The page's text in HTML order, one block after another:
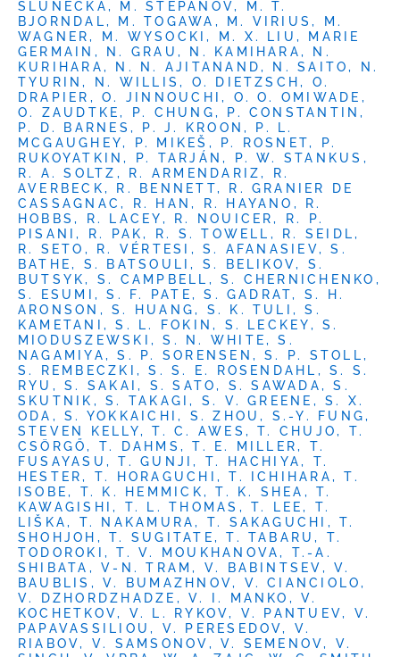
SLUNEČKA, M. STEPANOV, M. T.
BJORNDAL, M. TOGAWA, M. VIRIUS, M.
WAGNER, M. WYSOCKI, M. X. LIU, MARIE
GERMAIN, N. GRAU, N. KAMIHARA, N.
KURIHARA, N. N. AJITANAND, N. SAITO, N.
TYURIN, N. WILLIS, O. DIETZSCH, O.
DRAPIER, O. JINNOUCHI, O. O. OMIWADE,
O. ZAUDTKE, P. CHUNG, P. CONSTANTIN,
P. D. BARNES, P. J. KROON, P. L.
MCGAUGHEY, P. MIKEŠ, P. ROSNET, P.
RUKOYATKIN, P. TARJÁN, P. W. STANKUS,
R. A. SOLTZ, R. ARMENDARIZ, R.
AVERBECK, R. BENNETT, R. GRANIER DE
CASSAGNAC, R. HAN, R. HAYANO, R.
HOBBS, R. LACEY, R. NOUICER, R. P.
PISANI, R. PAK, R. S. TOWELL, R. SEIDL,
R. SETO, R. VÉRTESI, S. AFANASIEV, S.
BATHE, S. BATSOULI, S. BELIKOV, S.
BUTSYK, S. CAMPBELL, S. CHERNICHENKO,
S. ESUMI, S. F. PATE, S. GADRAT, S. H.
ARONSON, S. HUANG, S. K. TULI, S.
KAMETANI, S. L. FOKIN, S. LECKEY, S.
MIODUSZEWSKI, S. N. WHITE, S.
NAGAMIYA, S. P. SORENSEN, S. P. STOLL,
S. REMBECZKI, S. S. E. ROSENDAHL, S. S.
RYU, S. SAKAI, S. SATO, S. SAWADA, S.
SKUTNIK, S. TAKAGI, S. V. GREENE, S. X.
ODA, S. YOKKAICHI, S. ZHOU, S.-Y. FUNG,
STEVEN KELLY, T. C. AWES, T. CHUJO, T.
CSÖRGŐ, T. DAHMS, T. E. MILLER, T.
FUSAYASU, T. GUNJI, T. HACHIYA, T.
HESTER, T. HORAGUCHI, T. ICHIHARA, T.
ISOBE, T. K. HEMMICK, T. K. SHEA, T.
KAWAGISHI, T. L. THOMAS, T. LEE, T.
LIŠKA, T. NAKAMURA, T. SAKAGUCHI, T.
SHOHJOH, T. SUGITATE, T. TABARU, T.
TODOROKI, T. V. MOUKHANOVA, T.-A.
SHIBATA, V-N. TRAM, V. BABINTSEV, V.
BAUBLIS, V. BUMAZHNOV, V. CIANCIOLO,
V. DZHORDZHADZE, V. I. MANKO, V.
KOCHETKOV, V. L. RYKOV, V. PANTUEV, V.
PAPAVASSILIOU, V. PERESEDOV, V.
RIABOV, V. SAMSONOV, V. SEMENOV, V.